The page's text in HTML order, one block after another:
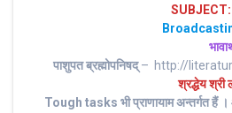
SUBJECT:
पाशुपत ब्रह्मोपनिषद्– http://
श्रद्धेय श्री
Tough tasks भी प्राणायाम अन्तर्गत हैं ।